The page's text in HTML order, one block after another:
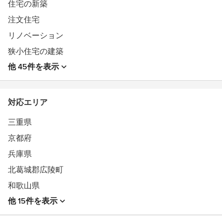
●イベント●
毎月 【失敗しないために学ぶ家づくり勉強会】を開催し
ております
家づくりは、どこで建てても変わらない。。。そう思っ
てる方は多いはず。
でも、ものすごく耳障りの良い表現で、作り手側の作りや
すい家づくりになってます。
そして、なぜ30年も同じ内容が『不満』の1位、2位なの
か
そんな、後悔してからでは遅いのです
どうぞ、houzzディスカッションから私どもの【家づくり
勉強会】をご覧ください。会場は北葛城郡広陵町馬見中で
詳しくは↓ ↓ ↓
●web
・中本建築設計事務所 https://www.arc-nakamoto.info/
住宅の新築
注文住宅
リノベーション
狭小住宅の建築
他 45件を表示
対応エリア
三重県
京都府
兵庫県
北葛城郡広陵町
和歌山県
他 15件を表示